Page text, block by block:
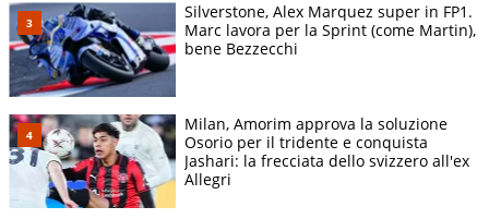
Silverstone, Alex Marquez super in FP1.
Marc lavora per la Sprint (come Martin),
bene Bezzecchi
Milan, Amorim approva la soluzione
Osorio per il tridente e conquista
Jashari: la frecciata dello svizzero all'ex
Allegri